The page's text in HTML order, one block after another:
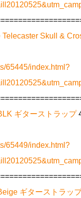
Skull &
65445/index.html?
ギターストラップ
65449/index.html?
ギターストラッ